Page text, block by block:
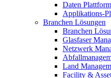
Daten Plattform
Applikations-
Branchen Lösungen
Branchen
Glasfaser
Netzwerk
Land
Facility &